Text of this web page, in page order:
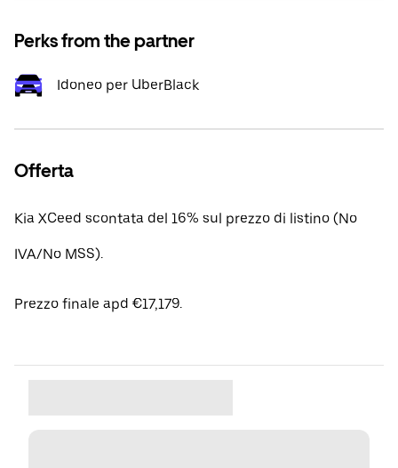
Perks from the partner
Idoneo per UberBlack
Offerta
Kia XCeed scontata del 16% sul prezzo di listino (No
IVA/No MSS).
Prezzo finale apd €17,179.